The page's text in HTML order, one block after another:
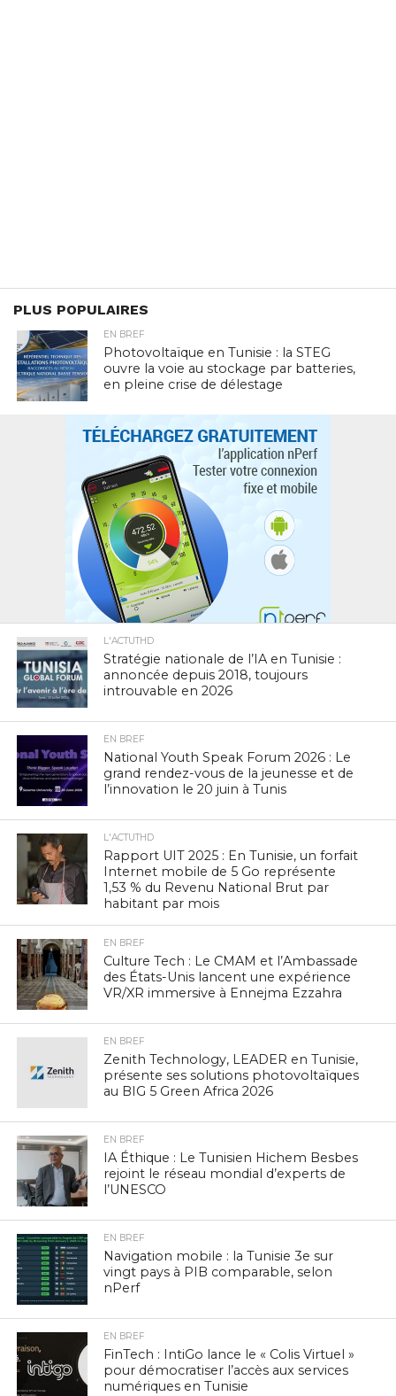
PLUS POPULAIRES
EN BREF
Photovoltaïque en Tunisie : la STEG
ouvre la voie au stockage par batteries,
en pleine crise de délestage
L'ACTUTHD
Stratégie nationale de l’IA en Tunisie :
annoncée depuis 2018, toujours
introuvable en 2026
EN BREF
National Youth Speak Forum 2026 : Le
grand rendez-vous de la jeunesse et de
l’innovation le 20 juin à Tunis
L'ACTUTHD
Rapport UIT 2025 : En Tunisie, un forfait
Internet mobile de 5 Go représente
1,53 % du Revenu National Brut par
habitant par mois
EN BREF
Culture Tech : Le CMAM et l’Ambassade
des États-Unis lancent une expérience
VR/XR immersive à Ennejma Ezzahra
EN BREF
Zenith Technology, LEADER en Tunisie,
présente ses solutions photovoltaïques
au BIG 5 Green Africa 2026
EN BREF
IA Éthique : Le Tunisien Hichem Besbes
rejoint le réseau mondial d’experts de
l’UNESCO
EN BREF
Navigation mobile : la Tunisie 3e sur
vingt pays à PIB comparable, selon
nPerf
EN BREF
FinTech : IntiGo lance le « Colis Virtuel »
pour démocratiser l’accès aux services
numériques en Tunisie